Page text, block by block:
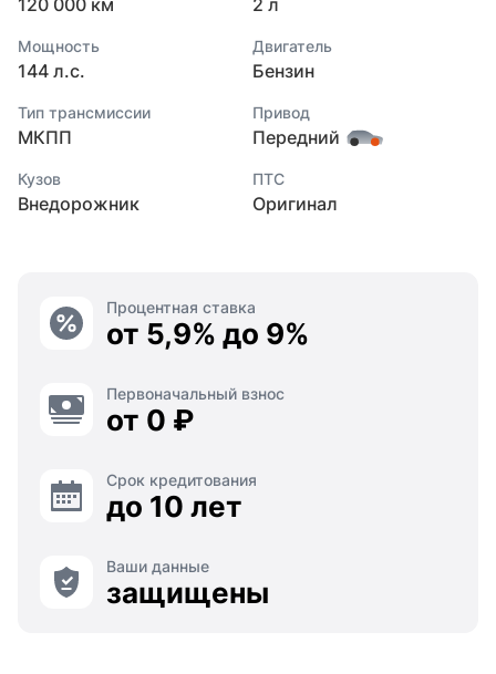
Мощность
144 л.с.
Двигатель
Бензин
Тип трансмиссии
МКПП
Привод
Передний
Кузов
Внедорожник
ПТС
Оригинал
Процентная ставка
от 5,9% до 9%
Первоначальный взнос
от 0 ₽
Срок кредитования
до 10 лет
Ваши данные
защищены